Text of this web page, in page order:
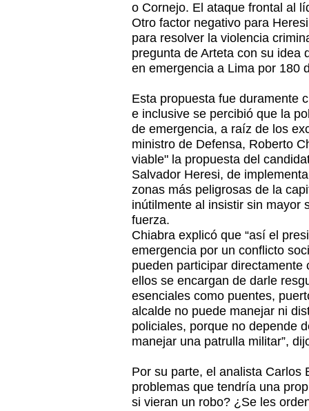
o Cornejo. El ataque frontal al
Otro factor negativo para
para resolver la violencia
pregunta de Arteta con su idea
en emergencia a Lima por 180
Esta propuesta fue duramente
e inclusive se percibió que la
de emergencia, a raíz de los
ministro de Defensa, Roberto
viable" la propuesta del
Salvador Heresi, de
zonas más peligrosas de la
inútilmente al insistir sin mayor
fuerza.
Chiabra explicó que “así el
emergencia por un conflicto
pueden participar
ellos se encargan de darle
esenciales como puentes,
alcalde no puede manejar ni
policiales, porque no depende
manejar una patrulla militar”,
Por su parte, el analista Carlos
problemas que tendría una
si vieran un robo? ¿Se les